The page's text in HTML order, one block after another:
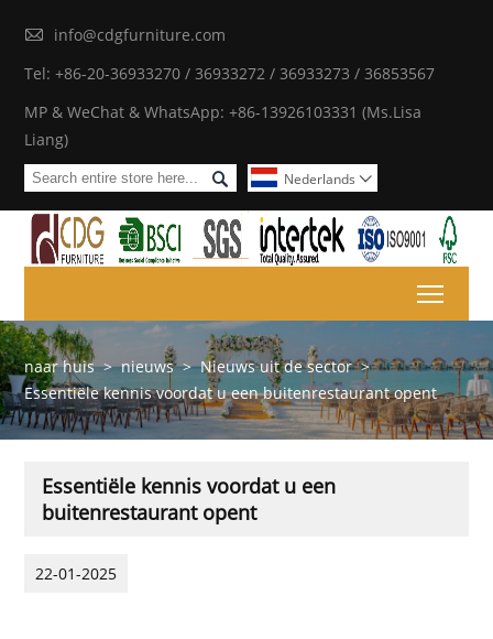

info@cdgfurniture.com
Tel: +86-20-36933270 / 36933272 / 36933273 / 36853567
MP & WeChat & WhatsApp: +86-13926103331 (Ms.Lisa
Liang)
 Nederlands 
naar huis > nieuws > Nieuws uit de sector >
Essentiële kennis voordat u een buitenrestaurant opent
Essentiële kennis voordat u een
buitenrestaurant opent
22-01-2025